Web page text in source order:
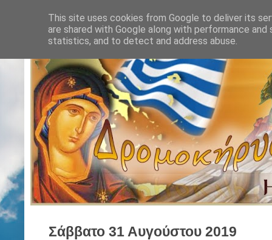
Σάββατο 31 Αυγούστου 2019
This site uses cookies from Google to deliver its
are shared with Google along with performance
statistics, and to detect and address abuse.